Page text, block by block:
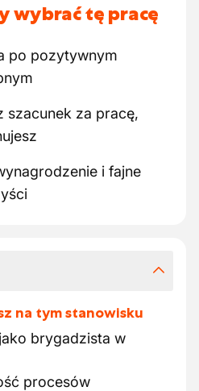
wybrać tę pracę
po pozytywnym
szacunek za pracę,
i fajne
na tym stanowisku
brygadzista w
procesów